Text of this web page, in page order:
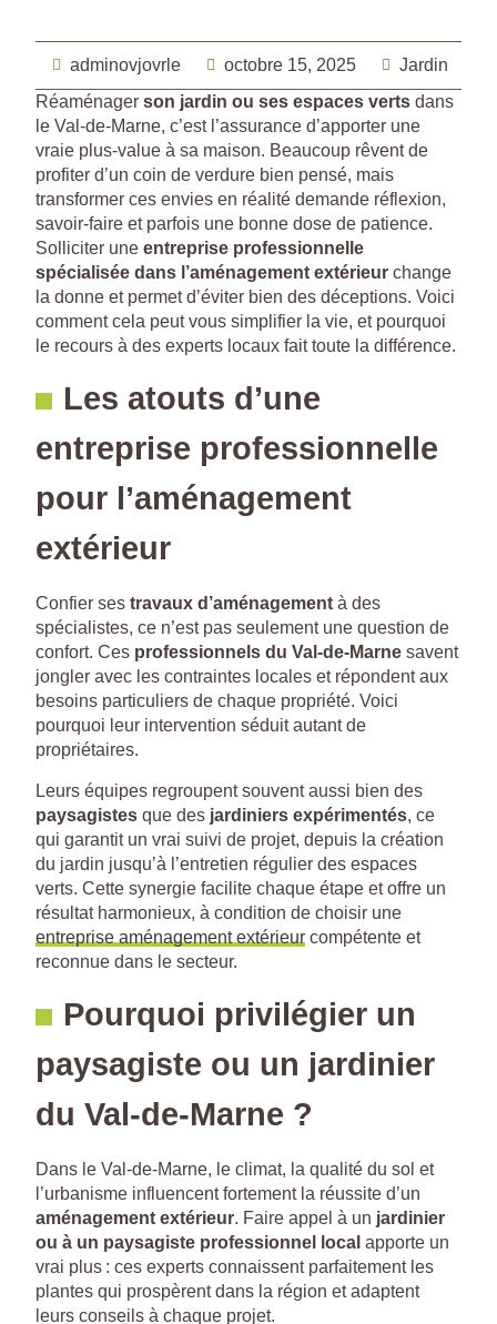
adminovjovrle octobre 15, 2025
Jardin
Réaménager son jardin ou ses espaces verts dans
le Val-de-Marne, c’est l’assurance d’apporter une
vraie plus-value à sa maison. Beaucoup rêvent de
profiter d’un coin de verdure bien pensé, mais
transformer ces envies en réalité demande réflexion,
savoir-faire et parfois une bonne dose de patience.
Solliciter une entreprise professionnelle
spécialisée dans l’aménagement extérieur change
la donne et permet d’éviter bien des déceptions. Voici
comment cela peut vous simplifier la vie, et pourquoi
le recours à des experts locaux fait toute la différence.
Les atouts d’une
entreprise professionnelle
pour l’aménagement
extérieur
Confier ses travaux d’aménagement à des
spécialistes, ce n’est pas seulement une question de
confort. Ces professionnels du Val-de-Marne savent
jongler avec les contraintes locales et répondent aux
besoins particuliers de chaque propriété. Voici
pourquoi leur intervention séduit autant de
propriétaires.
Leurs équipes regroupent souvent aussi bien des
paysagistes que des jardiniers expérimentés, ce
qui garantit un vrai suivi de projet, depuis la création
du jardin jusqu’à l’entretien régulier des espaces
verts. Cette synergie facilite chaque étape et offre un
résultat harmonieux, à condition de choisir une
entreprise aménagement extérieur compétente et
reconnue dans le secteur.
Pourquoi privilégier un
paysagiste ou un jardinier
du Val-de-Marne ?
Dans le Val-de-Marne, le climat, la qualité du sol et
l’urbanisme influencent fortement la réussite d’un
aménagement extérieur. Faire appel à un jardinier
ou à un paysagiste professionnel local apporte un
vrai plus : ces experts connaissent parfaitement les
plantes qui prospèrent dans la région et adaptent
leurs conseils à chaque projet.